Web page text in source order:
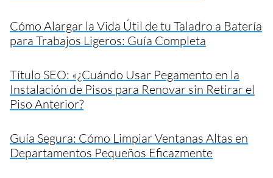
Cómo Alargar la Vida Útil de tu Taladro a Batería
para Trabajos Ligeros: Guía Completa
Título SEO: «¿Cuándo Usar Pegamento en la
Instalación de Pisos para Renovar sin Retirar el
Piso Anterior?
Guía Segura: Cómo Limpiar Ventanas Altas en
Departamentos Pequeños Eficazmente